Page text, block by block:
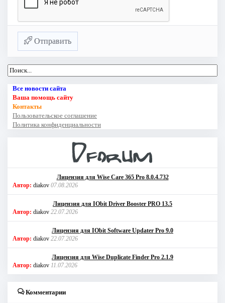
Отправить
Все новости сайта
Ваша помощь сайту
Контакты
Пользовательское соглашение
Политика конфиденциальности
Лицензия для Wise Care 365 Pro 8.0.4.732
Автор: diakov 07.08.2026
Лицензия для IObit Driver Booster PRO 13.5
Автор: diakov 22.07.2026
Лицензия для IObit Software Updater Pro 9.0
Автор: diakov 22.07.2026
Лицензия для Wise Duplicate Finder Pro 2.1.9
Автор: diakov 11.07.2026
Комментарии